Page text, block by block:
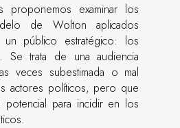
examinar los
de Wolton aplicados
un público estratégico: los
Se trata de una audiencia
veces subestimada o mal
actores políticos, pero que
para incidir en los